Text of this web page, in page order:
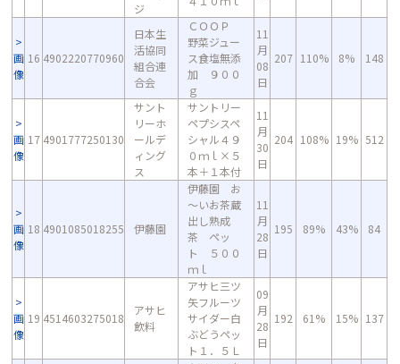
ジ
画
像
16 4902220770960
日本生
活協同
組合連
合会
ＣＯＯＰ
野菜ジュー
ス食塩無添
加 ９００
ｇ
11
月
08
日
207 110% 8% 148
画
像
17 4901777250130
サント
リーホ
ールデ
ィング
ス
サントリー
ペプシスペ
シャル４９
０ｍｌ×５
本＋１本付
11
月
30
日
204 108% 19% 512
画
像
18 4901085018255 伊藤園
伊藤園 お
～いお茶蔵
出し熟成
茶 ペッ
ト ５００
ｍｌ
11
月
28
日
195 89% 43% 84
画
像
19 4514603275018
アサヒ
飲料
アサヒ三ツ
矢フルーツ
サイダー白
ぶどうペッ
ト１．５Ｌ
09
月
28
日
192 61% 15% 137